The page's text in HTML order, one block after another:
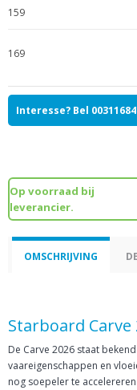
159
169
Interesse? Bel
Op voorraad bij
leverancier.
OMSCHRIJVING
Starboard Carve
De Carve 2026 staat
vaareigenschappen en
nog soepeler te